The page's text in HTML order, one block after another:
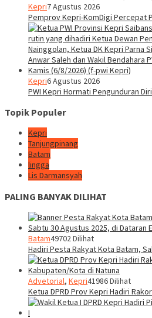
Kepri7 Agustus 2026
Pemprov Kepri-KomDigi Percepat
Kepri6 Agustus 2026
PWI Kepri Hormati Pengunduran
Topik Populer
Kepri
Tanjungpinang
Batam
lingga
Lis Darmansyah
PALING BANYAK DILIHAT
Batam49702 Dilihat
Hadiri Pesta Rakyat Kota Batam,
Advetorial, Kepri41986 Dilihat
Ketua DPRD Prov Kepri Hadiri